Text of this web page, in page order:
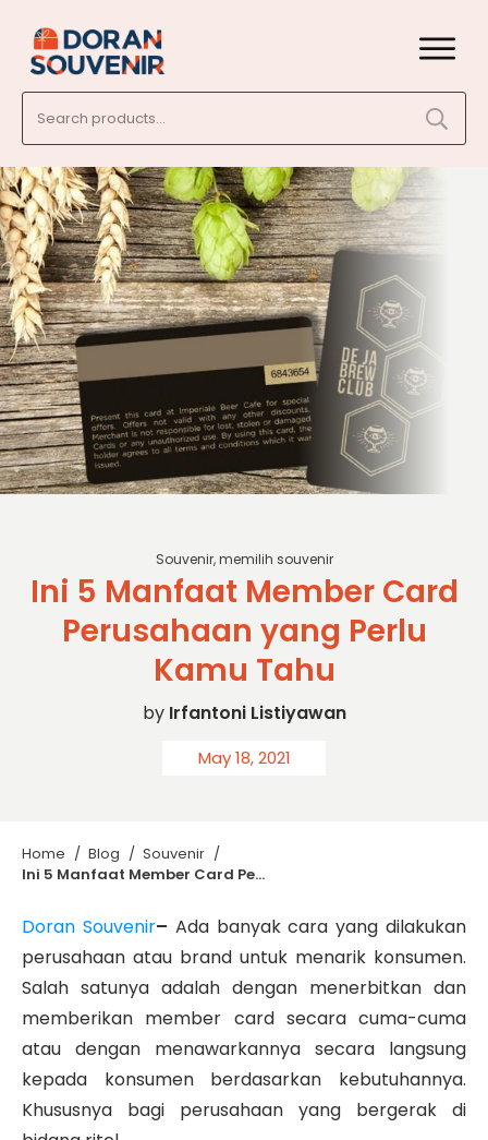
for:
Souvenir,memilih souvenir
Ini 5 Manfaat Member Card
Perusahaan yang Perlu
Kamu Tahu
by Irfantoni Listiyawan
May 18, 2021
Home / Blog / Souvenir /
Ini 5 Manfaat Member Card Perusahaan yang Perlu Kamu Tahu
Doran Souvenir– Ada banyak cara yang dilakukan
perusahaan atau brand untuk menarik konsumen.
Salah satunya adalah dengan menerbitkan dan
memberikan member card secara cuma-cuma
atau dengan menawarkannya secara langsung
kepada konsumen berdasarkan kebutuhannya.
Khususnya bagi perusahaan yang bergerak di